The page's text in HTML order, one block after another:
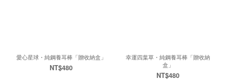
愛心星球・純鋼養耳棒「贈收納盒」
NT$480
幸運四葉草・純鋼養耳棒「贈收納
盒」
NT$480